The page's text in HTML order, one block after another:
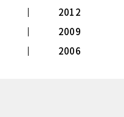
2012
2009
2006